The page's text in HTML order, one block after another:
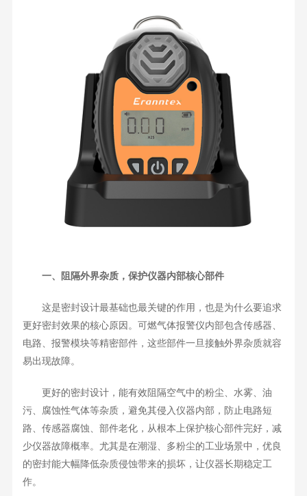
一、阻隔外界杂质，保护仪器内部核心部件
这是密封设计最基础也最关键的作用，也是为什么要追求
更好密封效果的核心原因。可燃气体报警仪内部包含传感器、
电路、报警模块等精密部件，这些部件一旦接触外界杂质就容
易出现故障。
更好的密封设计，能有效阻隔空气中的粉尘、水雾、油
污、腐蚀性气体等杂质，避免其侵入仪器内部，防止电路短
路、传感器腐蚀、部件老化，从根本上保护核心部件完好，减
少仪器故障概率。尤其是在潮湿、多粉尘的工业场景中，优良
的密封能大幅降低杂质侵蚀带来的损坏，让仪器长期稳定工
作。